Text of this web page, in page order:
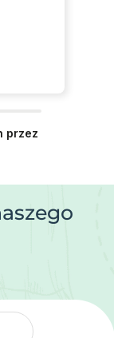
przez